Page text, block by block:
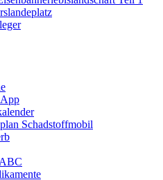
Schadstoffmobil